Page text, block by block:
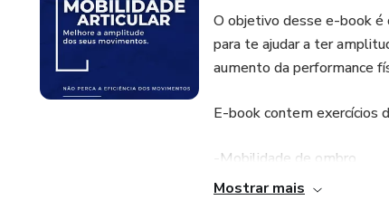
O objetivo desse e-book é
para te ajudar a ter
aumento da performance
E-book contem exercícios
-Mobilidade de ombro
Mostrar mais